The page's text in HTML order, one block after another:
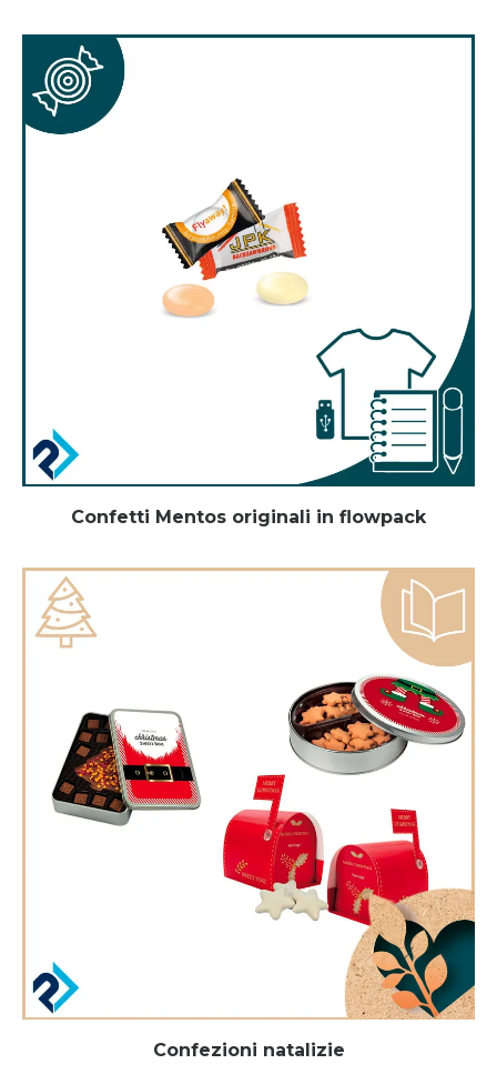
Confetti Mentos originali in flowpack
Confezioni natalizie